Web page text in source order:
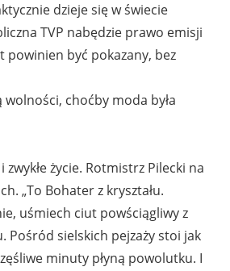
dzieje się w świecie
TVP nabędzie prawo emisji
powinien być pokazany, bez
choćby moda była
zwykłe życie. Rotmistrz Pilecki na
„To Bohater z kryształu.
uśmiech ciut powściągliwy z
Pośród sielskich pejzaży stoi jak
minuty płyną powolutku. I